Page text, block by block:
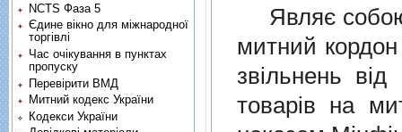
Являє собою
митний
звiльнень вiд
товарiв на
NCTS Фаза 5
Єдине вікно для міжнародної
торгівлі
Час очікування в пунктах
пропуску
Перевірити ВМД
Митний кодекс України
Кодекси України